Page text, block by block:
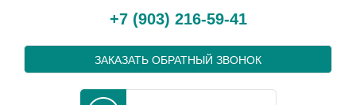
+7 (903) 216-59-41
ЗАКАЗАТЬ ОБРАТНЫЙ ЗВОНОК